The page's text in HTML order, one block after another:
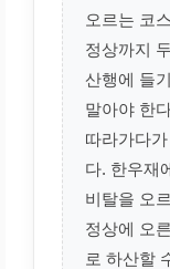
오르는 코
정상까지
산행에 들
말아야 한
따라가다
다. 한우재
비탈을 오
정상에 오
로 하산할